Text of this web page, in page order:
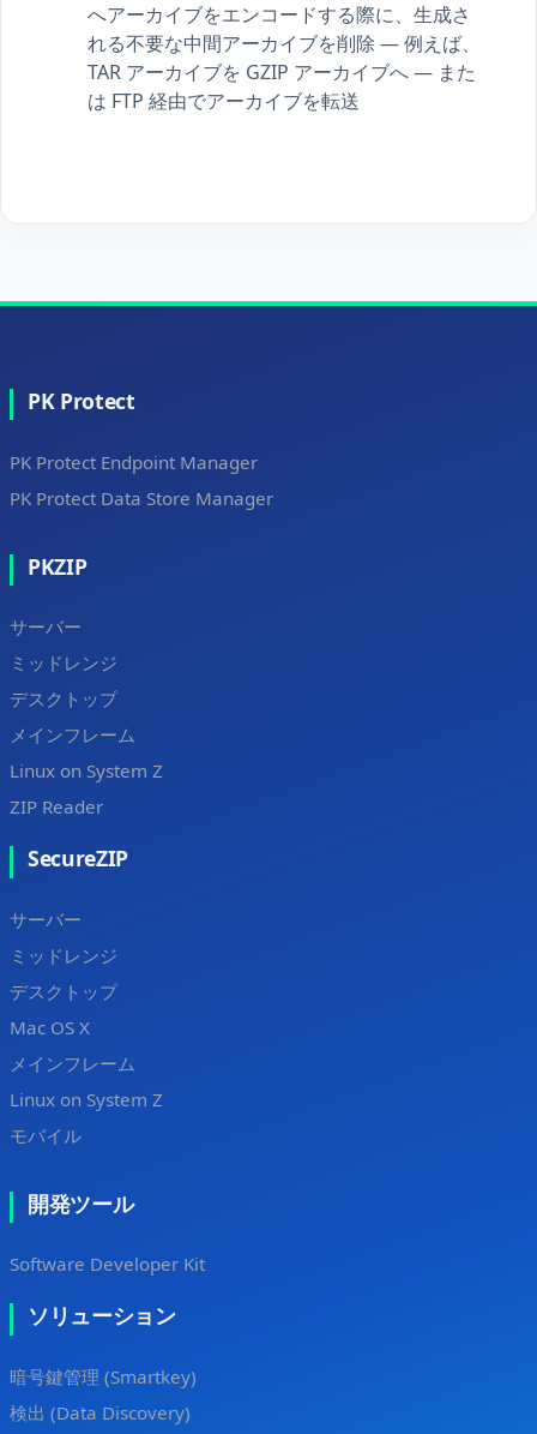
へアーカイブをエンコードする際に、生成さ
れる不要な中間アーカイブを削除 — 例えば、
TAR アーカイブを GZIP アーカイブへ — また
は FTP 経由でアーカイブを転送
PK Protect
PK Protect Endpoint Manager
PK Protect Data Store Manager
PKZIP
サーバー
ミッドレンジ
デスクトップ
メインフレーム
Linux on System Z
ZIP Reader
SecureZIP
サーバー
ミッドレンジ
デスクトップ
Mac OS X
メインフレーム
Linux on System Z
モバイル
開発ツール
Software Developer Kit
ソリューション
暗号鍵管理 (Smartkey)
検出 (Data Discovery)